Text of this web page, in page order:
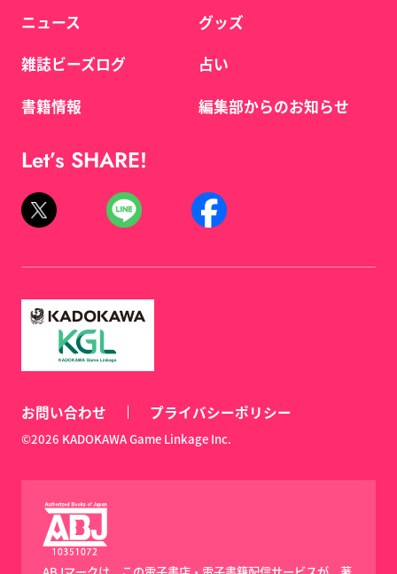
ニュース
雑誌ビーズログ
書籍情報
グッズ
占い
編集部からのお知らせ
Let’s SHARE!
お問い合わせ プライバシーポリシー
©2026 KADOKAWA Game Linkage Inc.